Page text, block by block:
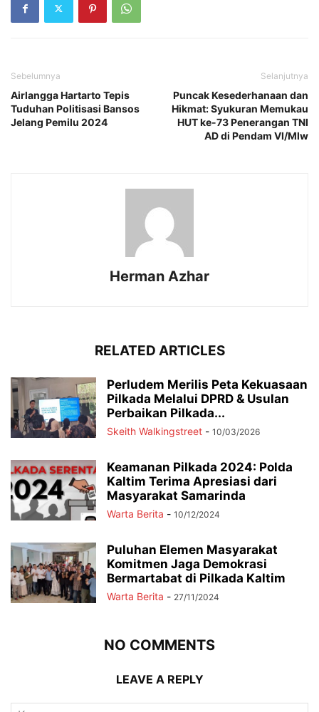
Sebelumnya
Airlangga Hartarto Tepis
Tuduhan Politisasi Bansos
Jelang Pemilu 2024
Selanjutnya
Puncak Kesederhanaan dan
Hikmat: Syukuran Memukau
HUT ke-73 Penerangan TNI
AD di Pendam VI/Mlw
Herman Azhar
RELATED ARTICLES
Perludem Merilis Peta Kekuasaan
Pilkada Melalui DPRD & Usulan
Perbaikan Pilkada...
Skeith Walkingstreet - 10/03/2026
Keamanan Pilkada 2024: Polda
Kaltim Terima Apresiasi dari
Masyarakat Samarinda
Warta Berita - 10/12/2024
Puluhan Elemen Masyarakat
Komitmen Jaga Demokrasi
Bermartabat di Pilkada Kaltim
Warta Berita - 27/11/2024
NO COMMENTS
LEAVE A REPLY